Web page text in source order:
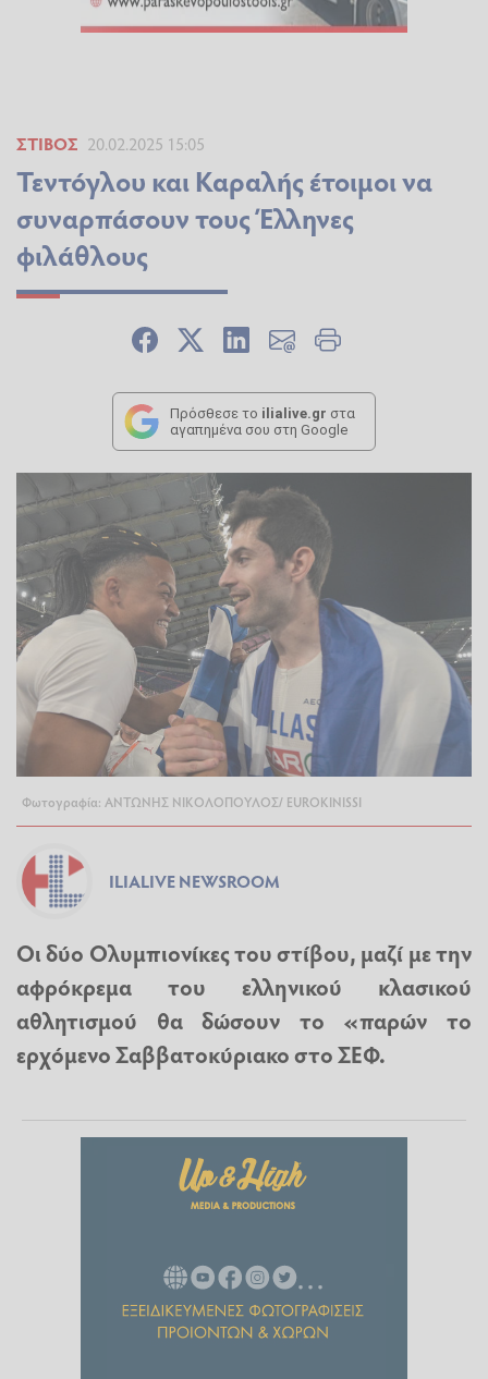
ΣΤΊΒΟΣ 20.02.2025 15:05
Τεντόγλου και Καραλής έτοιμοι να
συναρπάσουν τους Έλληνες
φιλάθλους
Πρόσθεσε το ilialive.gr στα
αγαπημένα σου στη Google
Φωτογραφία: ΑΝΤΩΝΗΣ ΝΙΚΟΛΟΠΟΥΛΟΣ/ EUROKINISSI
ILIALIVE NEWSROOM
Οι δύο Ολυμπιονίκες του στίβου, μαζί με την
αφρόκρεμα του ελληνικού κλασικού
αθλητισμού θα δώσουν το «παρών το
ερχόμενο Σαββατοκύριακο στο ΣΕΦ.